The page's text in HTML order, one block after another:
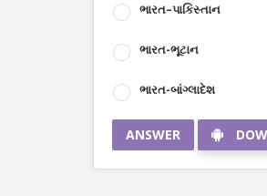
ભારત–પાકિસ્તાન
ભારત-ભૂટાન
ભારત-બાંગ્લાદેશ
ANSWER